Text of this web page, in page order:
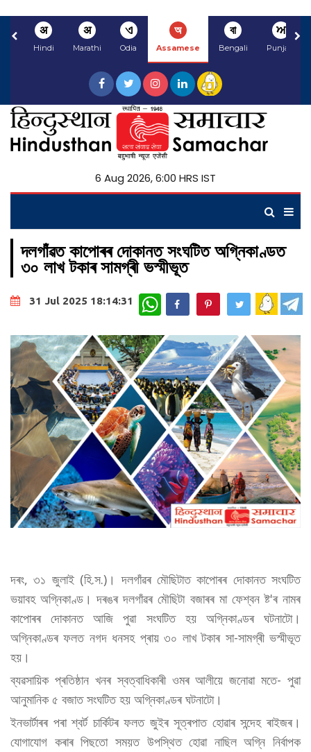
अ
Hindi
अ
Marathi
ଏ
Odia
অ
Assamese
বা
Bengali
ਅ
Punjabi
6 Aug 2026, 6:00 HRS IST
দলগাঁৱত কাপোৰৰ দোকানত সংঘটিত অগ্নিকাণ্ডত
৩০ লাখ টকাৰ সামগ্ৰী ভস্মীভূত
31 Jul 2025 18:14:31 WhatsApp
দৰং, ৩১ জুলাই (হি.স.)। দলগাঁৱৰ মৌছিটাত কাপোৰৰ দোকানত সংঘটিত
ভয়াবহ অগ্নিকাণ্ড। দৰঙৰ দলগাঁৱৰ মৌছিটা বজাৰৰ মা ফেশ্বন ষ্ট'ৰ নামৰ
কাপোৰৰ দোকানত আজি পুৱা সংঘটিত হয় অগ্নিকাণ্ডৰ ঘটনাটো।
অগ্নিকাণ্ডৰ ফলত নগদ ধনসহ প্ৰায় ৩০ লাখ টকাৰ সা-সামগ্ৰী ভস্মীভূত
হয়।
ব্যৱসায়িক প্ৰতিষ্ঠান খনৰ স্বত্বাধিকাৰী ওমৰ আলীয়ে জনোৱা মতে- পুৱা
আনুমানিক ৫ বজাত সংঘটিত হয় অগ্নিকাণ্ডৰ ঘটনাটো।
ইনভার্টাৰৰ পৰা শ্বৰ্ট চাৰ্কিটৰ ফলত জুইৰ সূত্ৰপাত হোৱাৰ সন্দেহ ৰাইজৰ।
যোগাযোগ কৰাৰ পিছতো সময়ত উপস্থিত হোৱা নাছিল অগ্নি নিৰ্বাপক